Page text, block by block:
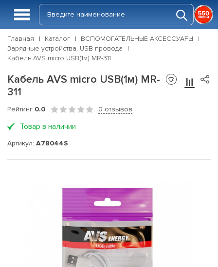
Главная Каталог
ВСПОМОГАТЕЛЬНЫЕ АКСЕССУАРЫ
Зарядные устройства, USB провода
Кабель AVS micro USB(1м) MR-311
Кабель AVS micro USB(1м) MR-
311
Рейтинг 0.0 0 отзывов
Товар в наличии
Артикул: A78044S